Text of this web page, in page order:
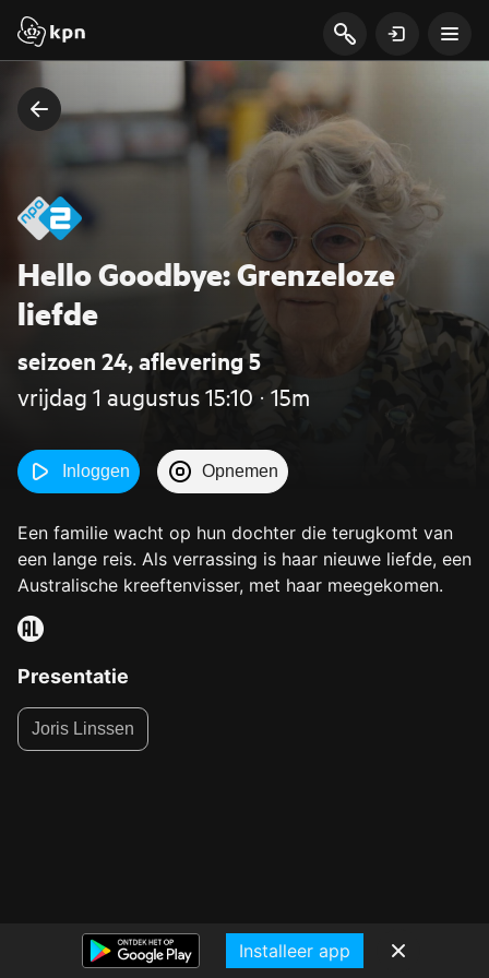
Hello Goodbye: Grenzeloze
liefde
seizoen 24, aflevering 5
vrijdag 1 augustus 15:10 ‧ 15m
Inloggen Opnemen
Een familie wacht op hun dochter die terugkomt van
een lange reis. Als verrassing is haar nieuwe liefde, een
Australische kreeftenvisser, met haar meegekomen.
Presentatie
Joris Linssen
Installeer app